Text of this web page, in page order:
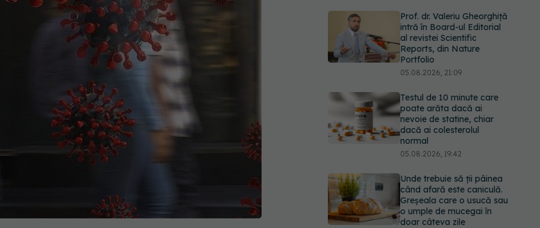
Prof. dr. Valeriu Gheorghiță
intră în Board-ul Editorial
al revistei Scientific
Reports, din Nature
Portfolio
05.08.2026, 21:09
Testul de 10 minute care
poate arăta dacă ai
nevoie de statine, chiar
dacă ai colesterolul
normal
05.08.2026, 19:42
Unde trebuie să ții pâinea
când afară este caniculă.
Greșeala care o usucă sau
o umple de mucegai în
doar câteva zile